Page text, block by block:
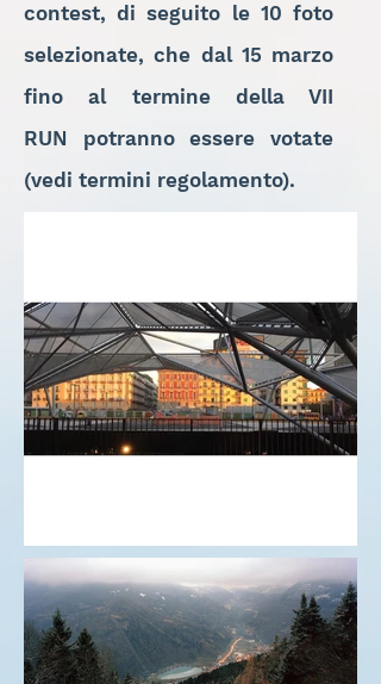
contest, di seguito le 10 foto
selezionate, che dal 15 marzo
fino al termine della VII
RUN potranno essere votate
(vedi termini regolamento).